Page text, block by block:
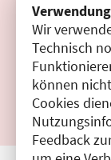
Wir
Technisch
können
Cookies
Feedback
Filter